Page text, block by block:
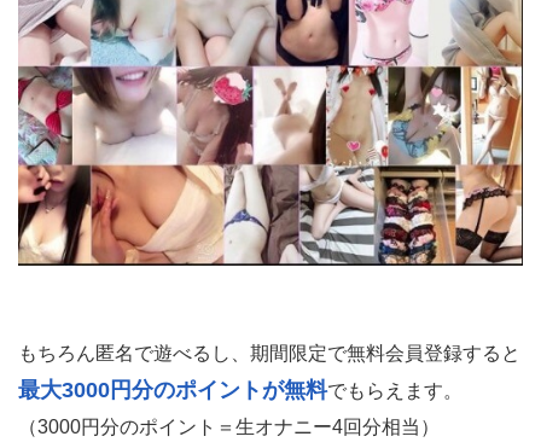
もちろん匿名で遊べるし、期間限定で無料会員登録すると
最大3000円分のポイントが無料でもらえます。
（3000円分のポイント＝生オナニー4回分相当）